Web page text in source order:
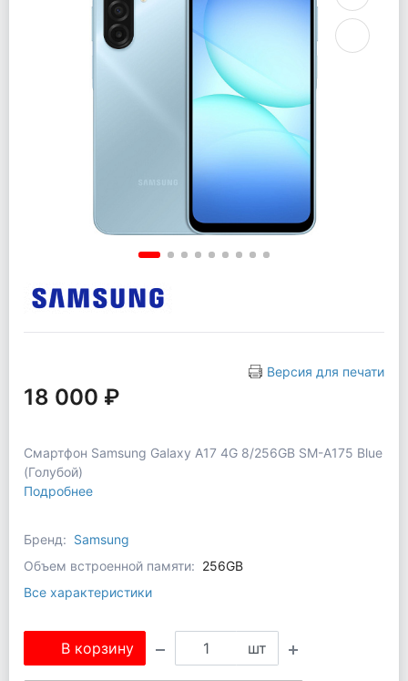
Версия для печати
18 000 ₽
Смартфон Samsung Galaxy A17 4G 8/256GB SM-A175 Blue
(Голубой)
Подробнее
Бренд: Samsung
Объем встроенной памяти: 256GB
Все характеристики
В корзину шт